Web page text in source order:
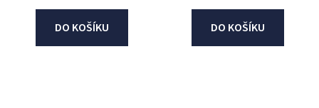
DO KOŠÍKU DO KOŠÍKU